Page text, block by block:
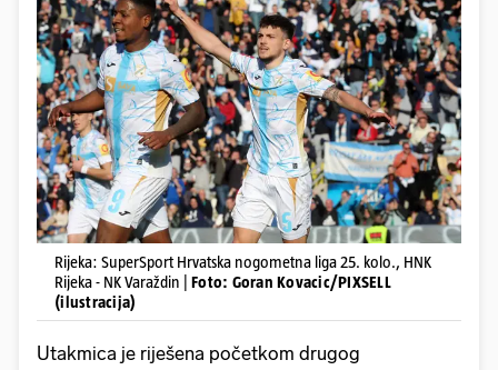
Rijeka: SuperSport Hrvatska nogometna liga 25. kolo., HNK
Rijeka - NK Varaždin | Foto: Goran Kovacic/PIXSELL
(ilustracija)
Utakmica je riješena početkom drugog